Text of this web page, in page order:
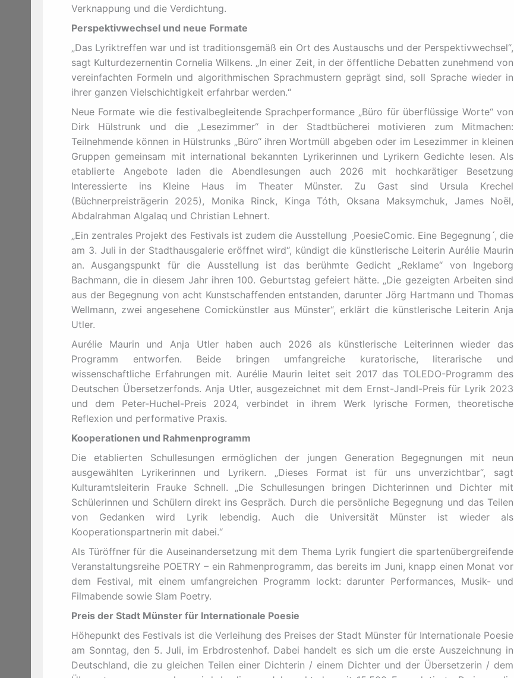
Verknappung und die Verdichtung.
Perspektivwechsel und neue Formate
„Das Lyriktreffen war und ist traditionsgemäß ein Ort des Austauschs und der Perspektivwechsel“,
sagt Kulturdezernentin Cornelia Wilkens. „In einer Zeit, in der öffentliche Debatten zunehmend von
vereinfachten Formeln und algorithmischen Sprachmustern geprägt sind, soll Sprache wieder in
ihrer ganzen Vielschichtigkeit erfahrbar werden.“
Neue Formate wie die festivalbegleitende Sprachperformance „Büro für überflüssige Worte“ von
Dirk Hülstrunk und die „Lesezimmer“ in der Stadtbücherei motivieren zum Mitmachen:
Teilnehmende können in Hülstrunks „Büro“ ihren Wortmüll abgeben oder im Lesezimmer in kleinen
Gruppen gemeinsam mit international bekannten Lyrikerinnen und Lyrikern Gedichte lesen. Als
etablierte Angebote laden die Abendlesungen auch 2026 mit hochkarätiger Besetzung
Interessierte ins Kleine Haus im Theater Münster. Zu Gast sind Ursula Krechel
(Büchnerpreisträgerin 2025), Monika Rinck, Kinga Tóth, Oksana Maksymchuk, James Noël,
Abdalrahman Algalaq und Christian Lehnert.
„Ein zentrales Projekt des Festivals ist zudem die Ausstellung ˏPoesieComic. Eine Begegnungˊ, die
am 3. Juli in der Stadthausgalerie eröffnet wird“, kündigt die künstlerische Leiterin Aurélie Maurin
an. Ausgangspunkt für die Ausstellung ist das berühmte Gedicht „Reklame“ von Ingeborg
Bachmann, die in diesem Jahr ihren 100. Geburtstag gefeiert hätte. „Die gezeigten Arbeiten sind
aus der Begegnung von acht Kunstschaffenden entstanden, darunter Jörg Hartmann und Thomas
Wellmann, zwei angesehene Comickünstler aus Münster“, erklärt die künstlerische Leiterin Anja
Utler.
Aurélie Maurin und Anja Utler haben auch 2026 als künstlerische Leiterinnen wieder das
Programm entworfen. Beide bringen umfangreiche kuratorische, literarische und
wissenschaftliche Erfahrungen mit. Aurélie Maurin leitet seit 2017 das TOLEDO-Programm des
Deutschen Übersetzerfonds. Anja Utler, ausgezeichnet mit dem Ernst-Jandl-Preis für Lyrik 2023
und dem Peter-Huchel-Preis 2024, verbindet in ihrem Werk lyrische Formen, theoretische
Reflexion und performative Praxis.
Kooperationen und Rahmenprogramm
Die etablierten Schullesungen ermöglichen der jungen Generation Begegnungen mit neun
ausgewählten Lyrikerinnen und Lyrikern. „Dieses Format ist für uns unverzichtbar“, sagt
Kulturamtsleiterin Frauke Schnell. „Die Schullesungen bringen Dichterinnen und Dichter mit
Schülerinnen und Schülern direkt ins Gespräch. Durch die persönliche Begegnung und das Teilen
von Gedanken wird Lyrik lebendig. Auch die Universität Münster ist wieder als
Kooperationspartnerin mit dabei.“
Als Türöffner für die Auseinandersetzung mit dem Thema Lyrik fungiert die spartenübergreifende
Veranstaltungsreihe POETRY – ein Rahmenprogramm, das bereits im Juni, knapp einen Monat vor
dem Festival, mit einem umfangreichen Programm lockt: darunter Performances, Musik- und
Filmabende sowie Slam Poetry.
Preis der Stadt Münster für Internationale Poesie
Höhepunkt des Festivals ist die Verleihung des Preises der Stadt Münster für Internationale Poesie
am Sonntag, den 5. Juli, im Erbdrostenhof. Dabei handelt es sich um die erste Auszeichnung in
Deutschland, die zu gleichen Teilen einer Dichterin / einem Dichter und der Übersetzerin / dem